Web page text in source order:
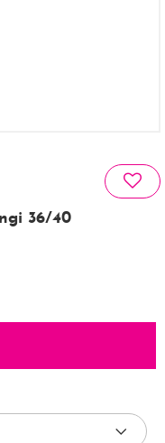
36/40